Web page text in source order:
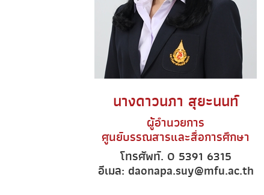
นางดาวนภา สุยะนนท์
ผู้อำนวยการ
ศูนย์บรรณสารและสื่อการศึกษา
โทรศัพท์. 0 5391 6315
อีเมล: daonapa.suy@mfu.ac.th